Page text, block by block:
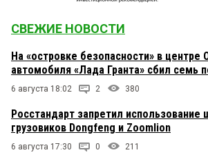
СВЕЖИЕ НОВОСТИ
На «островке безопасности» в центре
автомобиля «Лада Гранта» сбил семь
6 августа 18:02 2 380
Росстандарт запретил
грузовиков Dongfeng и Zoomlion
6 августа 17:30 0 211